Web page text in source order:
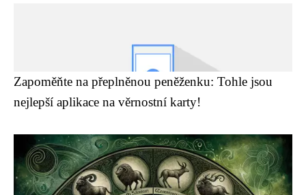
Zapoměňte na přeplněnou peněženku: Tohle jsou
nejlepší aplikace na věrnostní karty!